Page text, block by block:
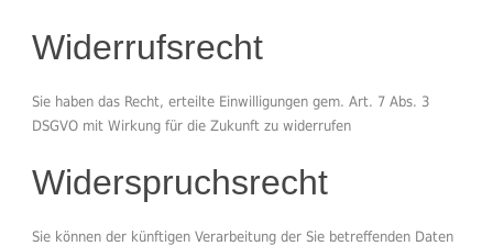
Widerrufsrecht
Sie haben das Recht, erteilte Einwilligungen gem. Art. 7 Abs. 3
DSGVO mit Wirkung für die Zukunft zu widerrufen
Widerspruchsrecht
Sie können der künftigen Verarbeitung der Sie betreffenden Daten